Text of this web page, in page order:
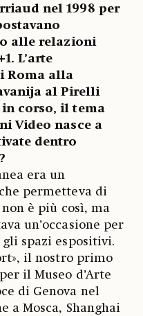
nel 1998 per
alle relazioni
L’arte
Roma alla
al Pirelli
corso, il tema
Video nasce a
dentro
era un
permetteva di
è più così, ma
un’occasione per
spazi espositivi.
il nostro primo
il Museo d’Arte
di Genova nel
a Mosca, Shanghai